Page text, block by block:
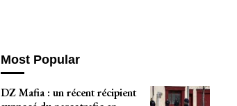
Most Popular
DZ Mafia : un récent récipient